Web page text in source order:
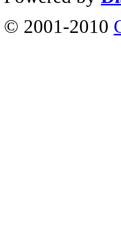
© 2001-2010